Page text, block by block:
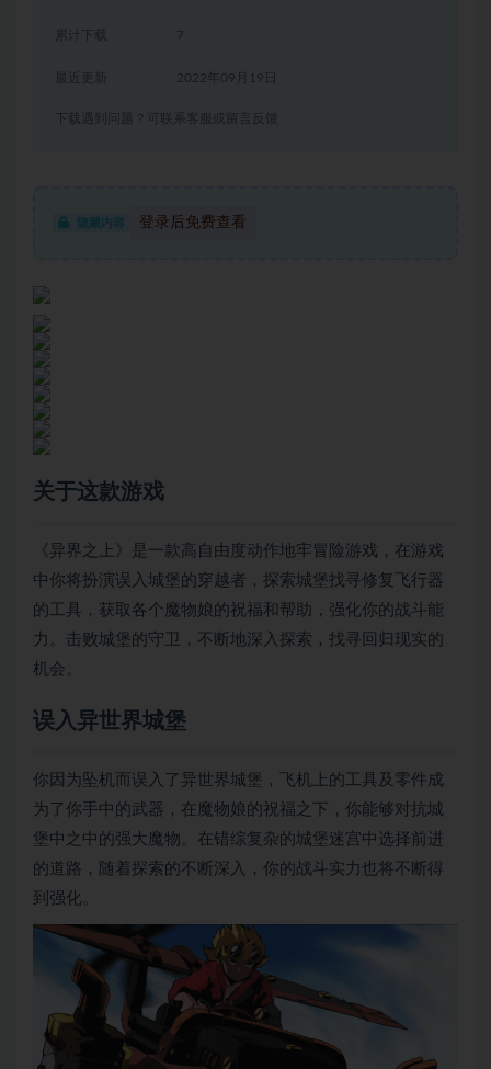
累计下载 7
2022年09月19日
下载遇到问题？可联系客服或留言反馈
隐藏内容 登录后免费查看
关于这款游戏
《异界之上》是一款高自由度动作地牢冒险游戏，在游戏
中你将扮演误入城堡的穿越者，探索城堡找寻修复飞行器
的工具，获取各个魔物娘的祝福和帮助，强化你的战斗能
力。击败城堡的守卫，不断地深入探索，找寻回归现实的
机会。
误入异世界城堡
你因为坠机而误入了异世界城堡，飞机上的工具及零件成
为了你手中的武器，在魔物娘的祝福之下，你能够对抗城
堡中之中的强大魔物。在错综复杂的城堡迷宫中选择前进
的道路，随着探索的不断深入，你的战斗实力也将不断得
到强化。